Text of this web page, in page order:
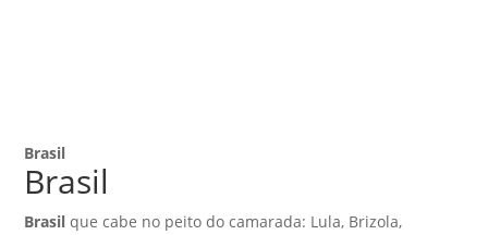
Brasil
Brasil
Brasil que cabe no peito do camarada: Lula, Brizola,